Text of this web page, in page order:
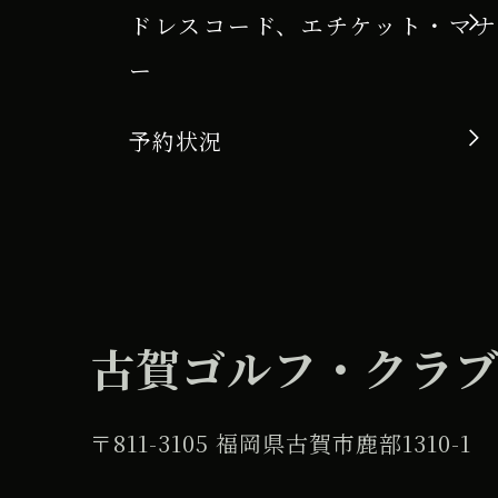
ドレスコード、エチケット・マナ
ー
予約状況
古賀ゴルフ・クラ
〒811-3105 福岡県古賀市鹿部1310-1